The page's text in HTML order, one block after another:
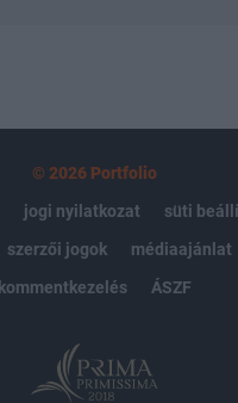
© 2026 Portfolio
jogi nyilatkozat
süti
szerzői jogok médiaajánlat
kommentkezelés
ÁSZF